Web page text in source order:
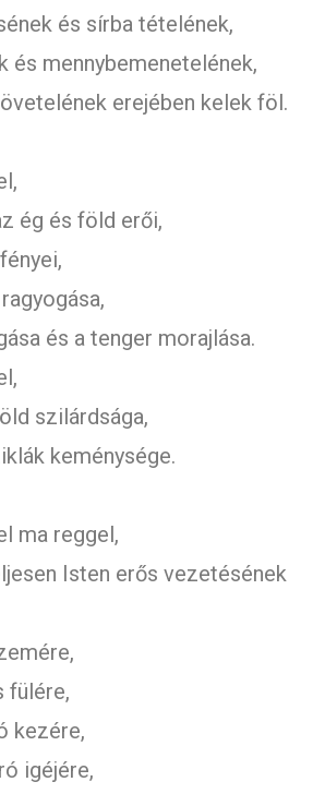
és sírba tételének,
és mennybemenetelének,
erejében kelek föl.
ég és föld erői,
és a tenger morajlása.
szilárdsága,
keménysége.
ma reggel,
Isten erős vezetésének
fülére,
kezére,
igéjére,